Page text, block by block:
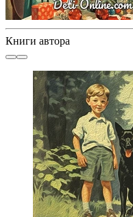
Книги автора